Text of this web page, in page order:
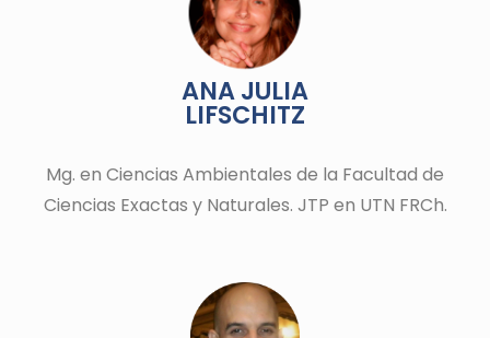
ANA JULIA
LIFSCHITZ
Mg. en Ciencias Ambientales de la Facultad de
Ciencias Exactas y Naturales. JTP en UTN FRCh.